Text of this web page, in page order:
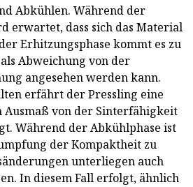
Abkühlen. Während der
erwartet, dass sich das Material
Erhitzungsphase kommt es zu
Abweichung von der
angesehen werden kann.
erfährt der Pressling eine
Ausmaß von der Sinterfähigkeit
Während der Abkühlphase ist
der Kompaktheit zu
unterliegen auch
In diesem Fall erfolgt, ähnlich